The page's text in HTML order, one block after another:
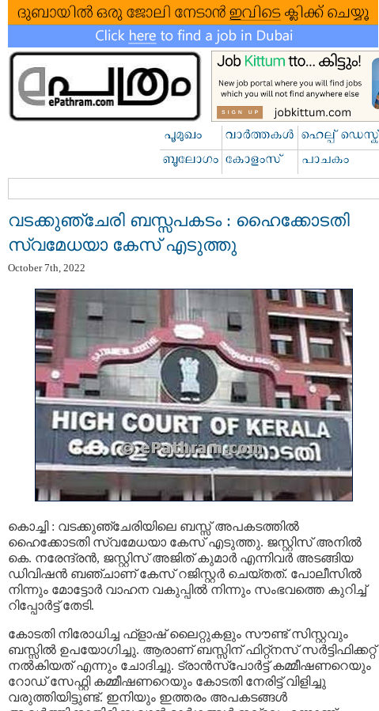
വടക്കുഞ്ചേരി ബസ്സപകടം : ഹൈക്കോടതി
സ്വമേധയാ കേസ് എടുത്തു
October 7th, 2022
കൊച്ചി : വടക്കുഞ്ചേരിയിലെ ബസ്സ് അപകടത്തിൽ
ഹൈക്കോടതി സ്വമേധയാ കേസ് എടുത്തു. ജസ്റ്റിസ് അനിൽ
കെ. നരേന്ദ്രൻ, ജസ്റ്റിസ് അജിത് കുമാർ എന്നിവര്‍ അടങ്ങിയ
ഡിവിഷൻ ബഞ്ചാണ് കേസ് റജിസ്റ്റര്‍ ചെയ്തത്. പോലീസിൽ
നിന്നും മോട്ടോർ വാഹന വകുപ്പിൽ നിന്നും സംഭവത്തെ കുറിച്ച്
റിപ്പോർട്ട് തേടി.
കോടതി നിരോധിച്ച ഫ്ളാഷ് ലൈറ്റുകളും സൗണ്ട് സിസ്റ്റവും
ബസ്സില്‍ ഉപയോഗിച്ചു. ആരാണ് ബസ്സിന് ഫിറ്റ്നസ് സർട്ടിഫിക്കറ്റ്
നൽകിയത് എന്നും ചോദിച്ചു. ട്രാൻസ്പോർട്ട് കമ്മീഷണറെയും
റോഡ് സേഫ്റ്റി കമ്മീഷണറെയും കോടതി നേരിട്ട് വിളിച്ചു
വരുത്തിയിട്ടുണ്ട്. ഇനിയും ഇത്തരം അപകടങ്ങൾ